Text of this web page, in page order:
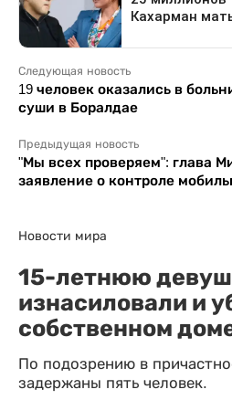
Следующая новость
19 человек оказались в
суши в Боралдае
Предыдущая новость
"Мы всех проверяем": глава
заявление о контроле
Новости мира
15-летнюю
изнасиловали и
собственном
По подозрению в
задержаны пять человек.